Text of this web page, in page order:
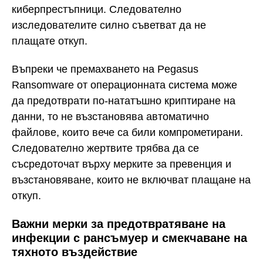
киберпрестъпници. Следователно
изследователите силно съветват да не
плащате откуп.
Въпреки че премахването на Pegasus
Ransomware от операционната система може
да предотврати по-нататъшно криптиране на
данни, то не възстановява автоматично
файлове, които вече са били компрометирани.
Следователно жертвите трябва да се
съсредоточат върху мерките за превенция и
възстановяване, които не включват плащане на
откуп.
Важни мерки за предотвратяване на
инфекции с рансъмуер и смекчаване на
тяхното въздействие